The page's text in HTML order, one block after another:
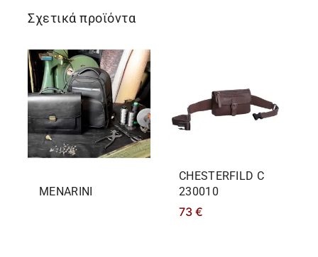
Σχετικά προϊόντα
MENARINI
CHESTERFILD C
230010
73 €